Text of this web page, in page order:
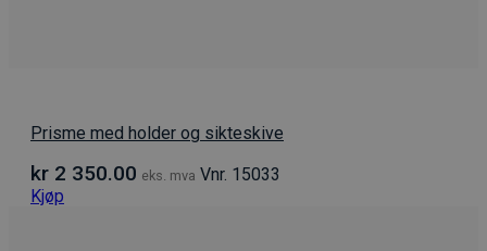
Prisme med holder og sikteskive
kr 2 350.00 eks. mva Vnr. 15033
Kjøp